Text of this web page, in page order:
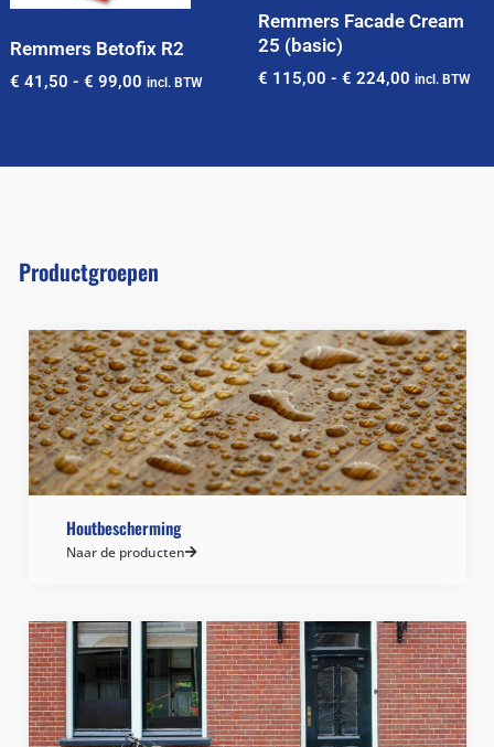
Remmers Betofix R2
€ 41,50 - € 99,00 incl. BTW
Remmers Facade Cream
25 (basic)
€ 115,00 - € 224,00 incl. BTW
Productgroepen
Houtbescherming
Naar de producten